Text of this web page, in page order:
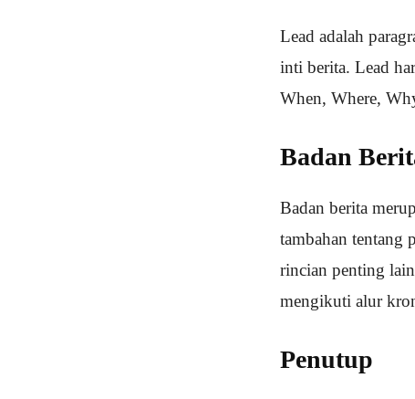
Lead adalah
inti berita. Lead
When, Where,
Badan
Badan berita
tambahan tentang
rincian penting
mengikuti alur
Penutup